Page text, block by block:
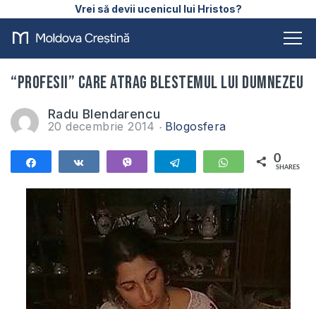
Vrei să devii ucenicul lui Hristos?
“Profesii” care atrag blestemul lui Dumnezeu
Radu Blendarencu
20 decembrie 2014 Blogosfera
Telegram WhatsApp
0
SHARES